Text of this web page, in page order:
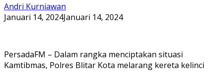
Andri Kurniawan
Januari 14, 2024Januari 14, 2024
PersadaFM – Dalam rangka menciptakan situasi
Kamtibmas, Polres Blitar Kota melarang kereta kelinci